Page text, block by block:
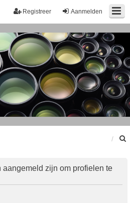
Aanmelden
Registreer
aangemeld zijn om profielen te